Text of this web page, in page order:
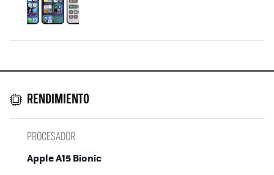
RENDIMIENTO
PROCESADOR
Apple A15 Bionic